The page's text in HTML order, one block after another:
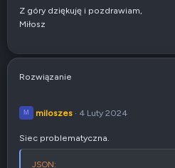
Z góry dziękuję i pozdrawiam,
Miłosz
Rozwiązanie
M miloszes 4 Luty 2024
Siec problematyczna.
JSON: